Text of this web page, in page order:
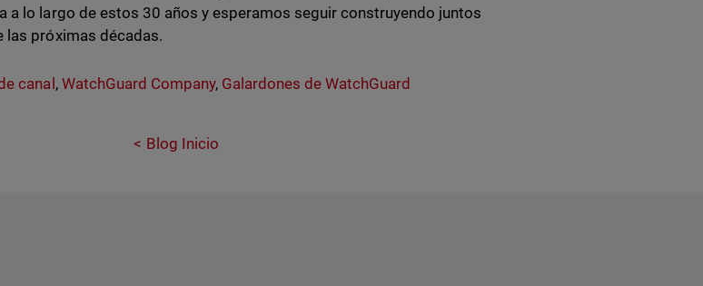
a lo largo de estos 30 años y esperamos seguir construyendo juntos
las próximas décadas.
canal , WatchGuard Company, Galardones de WatchGuard
Blog Inicio